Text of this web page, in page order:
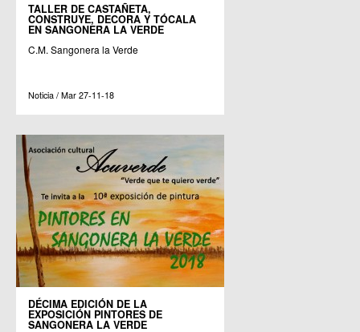
TALLER DE CASTAÑETA,
CONSTRUYE, DECORA Y TÓCALA
EN SANGONERA LA VERDE
C.M. Sangonera la Verde
Noticia / Mar 27-11-18
DÉCIMA EDICIÓN DE LA
EXPOSICIÓN PINTORES DE
SANGONERA LA VERDE